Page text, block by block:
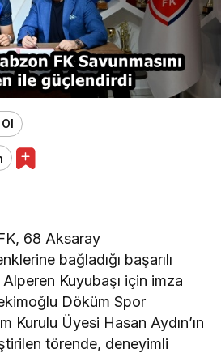
68 Aksaray
bağladığı başarılı
Kuyubaşı için imza
Döküm Spor
Kurulu Üyesi Hasan Aydın’ın
törende, deneyimli